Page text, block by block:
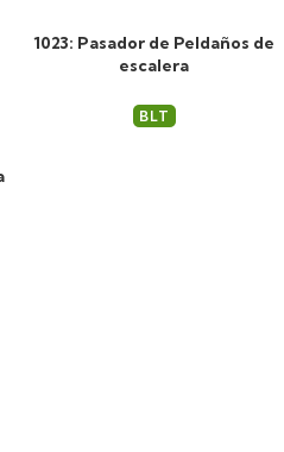
1023: Pasador de Peldaños de
escalera
BLT